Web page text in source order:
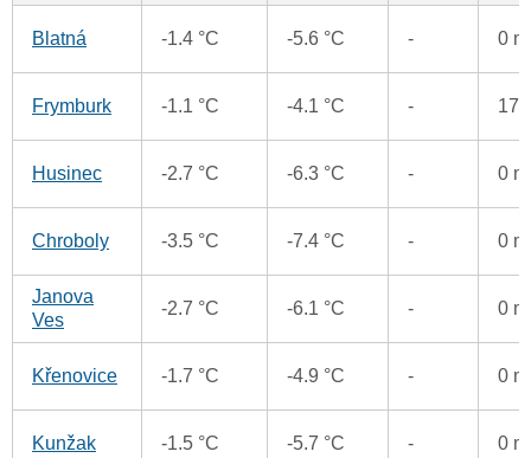
Blatná -1.4 °C -5.6 °C - 0
Frymburk -1.1 °C -4.1 °C - 17
Husinec -2.7 °C -6.3 °C - 0
Chroboly -3.5 °C -7.4 °C - 0
Janova
Ves
-2.7 °C -6.1 °C - 0
Křenovice -1.7 °C -4.9 °C - 0
Kunžak -1.5 °C -5.7 °C - 0